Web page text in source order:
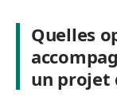
Quelles
un projet